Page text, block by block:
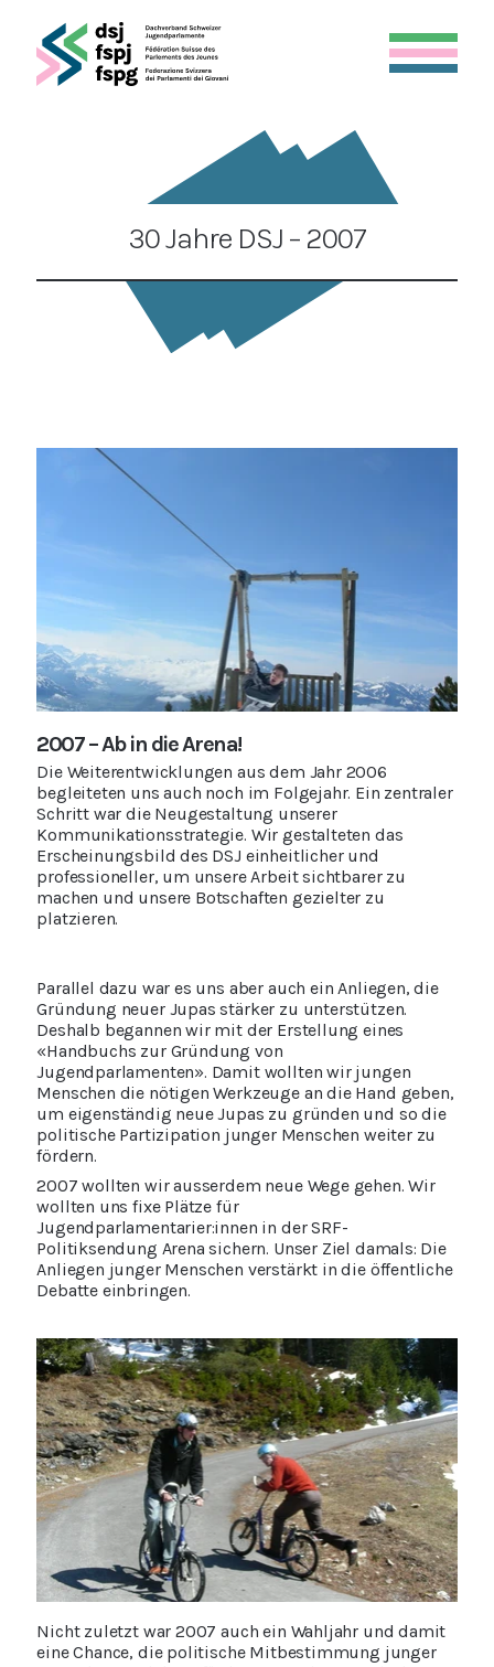
30 Jahre DSJ – 2007
2007 – Ab in die Arena!
Die Weiterentwicklungen aus dem Jahr 2006
begleiteten uns auch noch im Folgejahr. Ein zentraler
Schritt war die Neugestaltung unserer
Kommunikationsstrategie. Wir gestalteten das
Erscheinungsbild des DSJ einheitlicher und
professioneller, um unsere Arbeit sichtbarer zu
machen und unsere Botschaften gezielter zu
platzieren.
Parallel dazu war es uns aber auch ein Anliegen, die
Gründung neuer Jupas stärker zu unterstützen.
Deshalb begannen wir mit der Erstellung eines
«Handbuchs zur Gründung von
Jugendparlamenten». Damit wollten wir jungen
Menschen die nötigen Werkzeuge an die Hand geben,
um eigenständig neue Jupas zu gründen und so die
politische Partizipation junger Menschen weiter zu
fördern.
2007 wollten wir ausserdem neue Wege gehen. Wir
wollten uns fixe Plätze für
Jugendparlamentarier:innen in der SRF-
Politiksendung Arena sichern. Unser Ziel damals: Die
Anliegen junger Menschen verstärkt in die öffentliche
Debatte einbringen.
Nicht zuletzt war 2007 auch ein Wahljahr und damit
eine Chance, die politische Mitbestimmung junger